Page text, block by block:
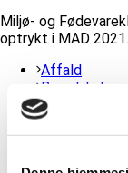
Miljø- og
optrykt i MAD
Affald
Beredskaber
El
Smart og
Natur og miljø